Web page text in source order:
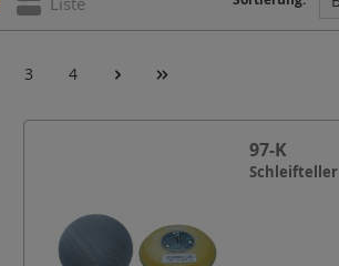
3 4
97-K
Schleifteller